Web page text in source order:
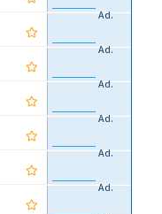
Ad.
Ad.
Ad.
Ad.
Ad.
Ad.